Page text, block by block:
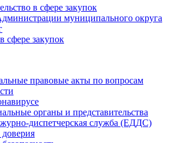
в сфере закупок
муниципального округа
сфере закупок
правовые акты по вопросам
органы и представительства
диспетчерская служба (ЕДДС)